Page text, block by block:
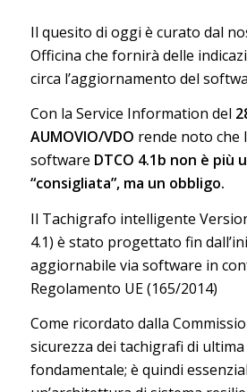
Il quesito di oggi è curato dal
Officina che fornirà delle
circa l’aggiornamento del
Con la Service Information del
AUMOVIO/VDO rende noto che
software DTCO 4.1b non è più
“consigliata”, ma un obbligo.
Il Tachigrafo intelligente
4.1) è stato progettato fin
aggiornabile via software in
Regolamento UE (165/2014)
Come ricordato dalla
sicurezza dei tachigrafi di
fondamentale; è quindi